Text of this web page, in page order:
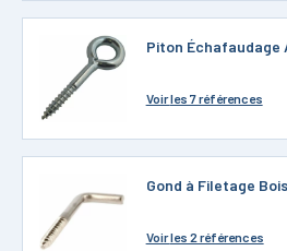
Piton Échafaudage
Voirles 7 références
Gond à Filetage
Voirles 2 références